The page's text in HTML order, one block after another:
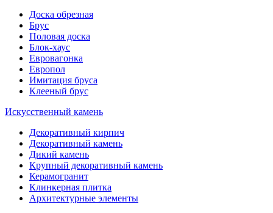
Доска обрезная
Брус
Половая доска
Блок-хаус
Евровагонка
Европол
Имитация бруса
Клееный брус
Искусственный камень
Декоративный кирпич
Декоративный камень
Дикий камень
Крупный декоративный камень
Керамогранит
Клинкерная плитка
Архитектурные элементы